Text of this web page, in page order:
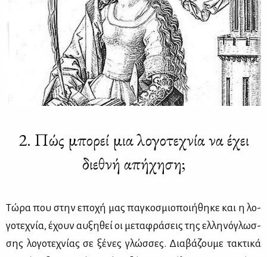
2. Πώς μπορεί μια λογοτεχνία να έχει
διεθνή απήχηση;
Τώ­ρα που στην επο­χή μας πα­γκο­σμιο­ποι­ή­θη­κε και η λο­
γο­τε­χνία, έχουν αυ­ξη­θεί οι με­τα­φρά­σεις της ελ­λη­νό­γλωσ­
σης λο­γο­τε­χνί­ας σε ξέ­νες γλώσ­σες. Δια­βά­ζου­με τα­κτι­κά